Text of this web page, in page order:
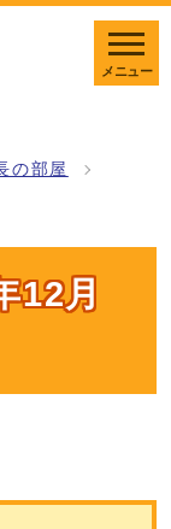
メニュー
の部屋
12月